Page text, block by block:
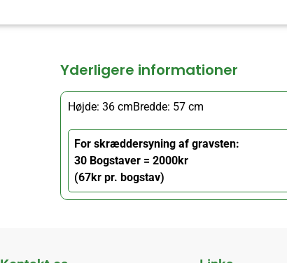
Yderligere informationer
Højde: 36 cmBredde: 57 cm
For skræddersyning af gravsten:
30 Bogstaver = 2000kr
(67kr pr. bogstav)